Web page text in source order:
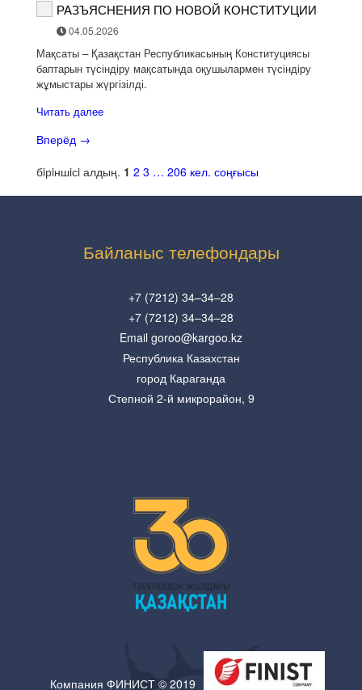
РАЗЪЯСНЕНИЯ ПО НОВОЙ КОНСТИТУЦИИ
04.05.2026
Мақсаты – Қазақстан Республикасының Конституциясы
баптарын түсіндіру мақсатында оқушылармен түсіндіру
жұмыстары жүргізілді.
Читать далее
Вперёд →
бiрiншiсi алдың. 1 2 3 … 206 кел. соңғысы
Байланыс телефондары
+7 (7212) 34–34–28
+7 (7212) 34–34–28
Email goroo@kargoo.kz
Республика Казахстан
город Караганда
Степной 2-й микрорайон, 9
Компания ФИНИСТ © 2019